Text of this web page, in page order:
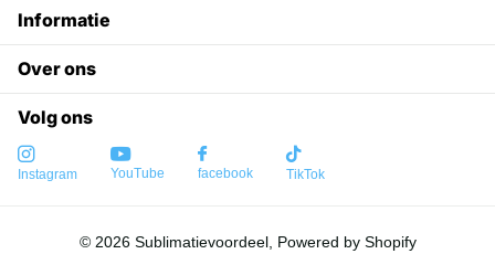
Informatie
Over ons
Volg ons
Instagram YouTube facebook TikTok
© 2026Sublimatievoordeel, Powered by Shopify